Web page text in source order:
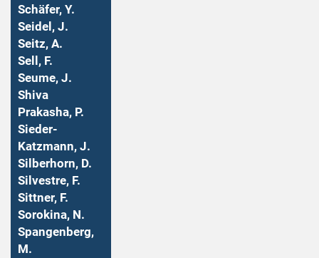
Schäfer, Y.
Seidel, J.
Seitz, A.
Sell, F.
Seume, J.
Shiva
Prakasha, P.
Sieder-
Katzmann, J.
Silberhorn, D.
Silvestre, F.
Sittner, F.
Sorokina, N.
Spangenberg,
M.